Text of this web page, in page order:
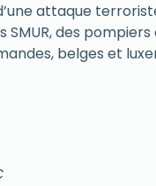
attaque
des
belges et